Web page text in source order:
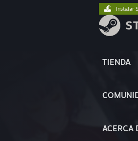
TIENDA
ACERCA
Instalar